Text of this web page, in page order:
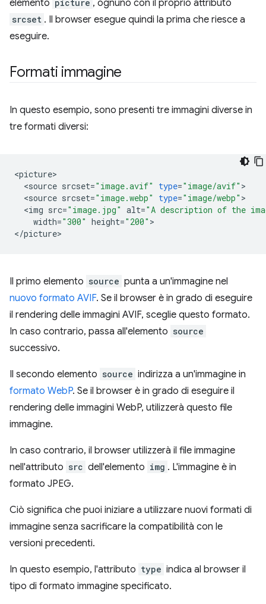
elemento picture , ognuno con il proprio attributo
srcset . Il browser esegue quindi la prima che riesce a
eseguire.
Formati immagine
In questo esempio, sono presenti tre immagini diverse in
tre formati diversi:
<picture
<source srcset="image.avif" type="image/avif"
<source srcset="image.webp" type="image/webp"
<img src="image.jpg" alt="A description of the
width="300" height="200" >
</picture
Il primo elemento source punta a un'immagine nel
nuovo formato AVIF. Se il browser è in grado di eseguire
il rendering delle immagini AVIF, sceglie questo formato.
In caso contrario, passa all'elemento source
successivo.
Il secondo elemento source indirizza a un'immagine in
formato WebP. Se il browser è in grado di eseguire il
rendering delle immagini WebP, utilizzerà questo file
immagine.
In caso contrario, il browser utilizzerà il file immagine
nell'attributo src dell'elemento img . L'immagine è in
formato JPEG.
Ciò significa che puoi iniziare a utilizzare nuovi formati di
immagine senza sacrificare la compatibilità con le
versioni precedenti.
In questo esempio, l'attributo type indica al browser il
tipo di formato immagine specificato.